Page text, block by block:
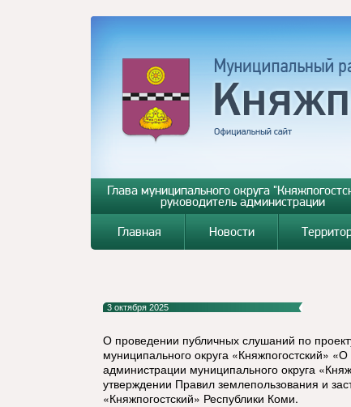
Глава муниципального округа
руководитель администрации
Главная Новости
3 октября 2025
О проведении публичных слушаний по
муниципального округа «Княжпогостский»
администрации муниципального округа
утверждении Правил землепользования и
«Княжпогостский» Республики Коми.